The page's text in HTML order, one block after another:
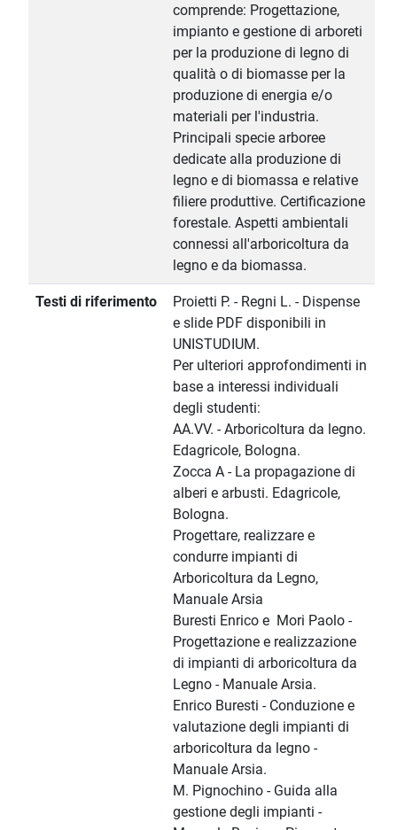
comprende: Progettazione,
impianto e gestione di arboreti
per la produzione di legno di
qualità o di biomasse per la
produzione di energia e/o
materiali per l'industria.
Principali specie arboree
dedicate alla produzione di
legno e di biomassa e relative
filiere produttive. Certificazione
forestale. Aspetti ambientali
connessi all'arboricoltura da
legno e da biomassa.
Testi di riferimento
Proietti P. - Regni L. - Dispense
e slide PDF disponibili in
UNISTUDIUM.
Per ulteriori approfondimenti in
base a interessi individuali
degli studenti:
AA.VV. - Arboricoltura da legno.
Edagricole, Bologna.
Zocca A - La propagazione di
alberi e arbusti. Edagricole,
Bologna.
Progettare, realizzare e
condurre impianti di
Arboricoltura da Legno,
Manuale Arsia
Buresti Enrico e Mori Paolo -
Progettazione e realizzazione
di impianti di arboricoltura da
Legno - Manuale Arsia.
Enrico Buresti - Conduzione e
valutazione degli impianti di
arboricoltura da legno -
Manuale Arsia.
M. Pignochino - Guida alla
gestione degli impianti -